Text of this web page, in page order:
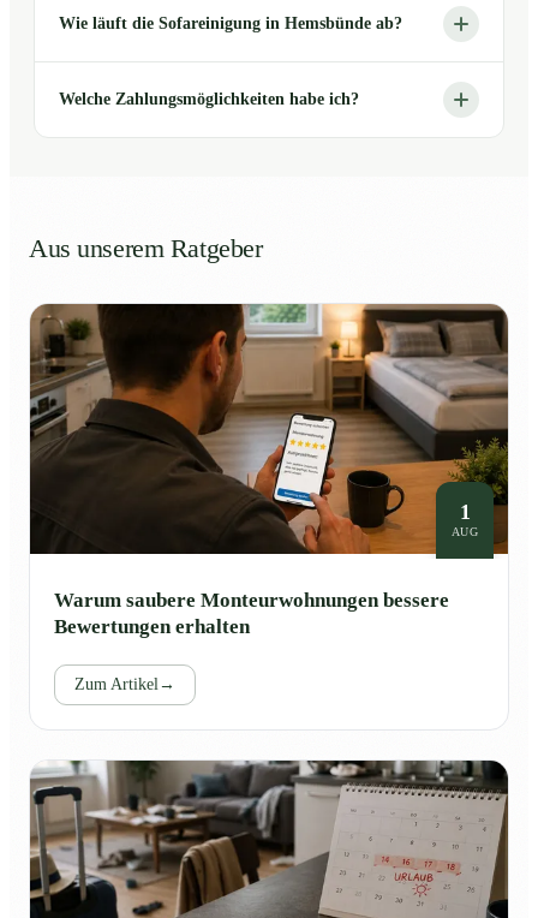
Wie läuft die Sofareinigung in Hemsbünde ab?
Welche Zahlungsmöglichkeiten habe ich?
Aus unserem Ratgeber
1
AUG
Warum saubere Monteurwohnungen bessere
Bewertungen erhalten
Zum Artikel →